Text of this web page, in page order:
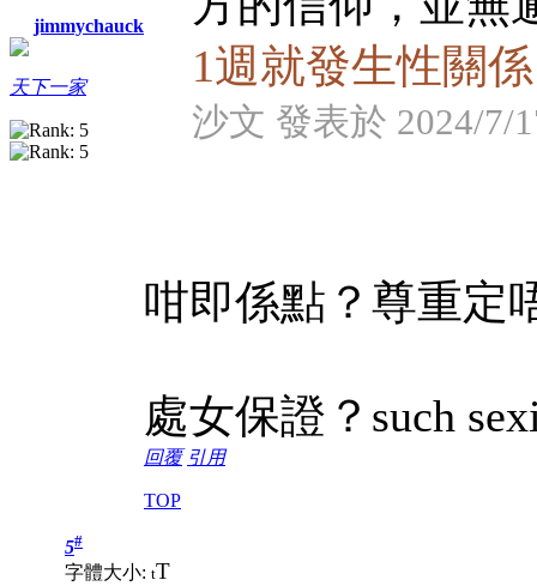
jimmychauck
天下一家
1週就發生性關係
沙文 發表於 2024/7/
咁即係點？尊重定
處女保證？such
回覆 引用
TOP
5#
字體大小: tT